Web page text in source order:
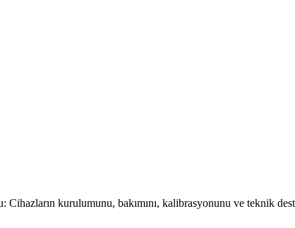
kurulumunu, bakımını, kalibrasyonunu ve teknik